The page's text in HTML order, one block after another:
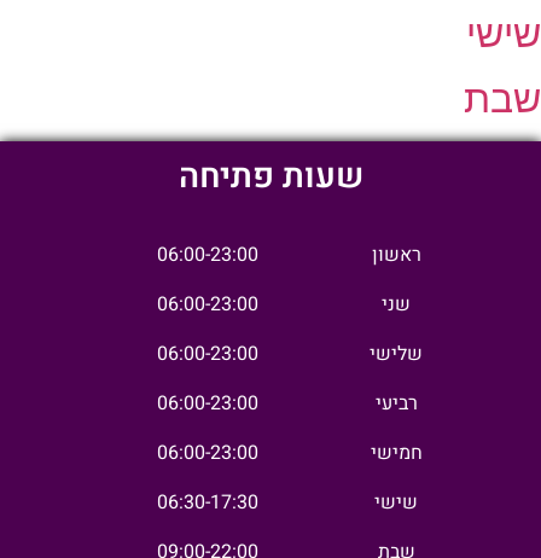
שישי
שבת
שעות פתיחה
ראשון
שני
שלישי
רביעי
חמישי
שישי
שבת
06:00-23:00
06:00-23:00
06:00-23:00
06:00-23:00
06:00-23:00
06:30-17:30
09:00-22:00